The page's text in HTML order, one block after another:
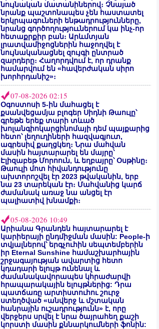
նույնական մատանիներով։ Չնայած
նրանք պաշտոնապես չեն հաստատել
երկրպագուների ենթադրությունները,
նրանց գործողություւներում կա ինչ-որ
հետաքրքիր բան։ Արևմտյան
լրատվամիջոցներին հաջողվել է
նույնականացնել զույգի ընտրած
զարդերը։ Հաղորդվում է, որ դրանք
համարվում են «հավերժական սիրո
խորհրդանիշ»։
07-08-2026 02:15
Օգոստոսի 5-ին մահացել է
քսանվեցամյա բլոգեր Սիդնի Թաուլը՝
գրեթե երեք տարի տևած
խոլանգիոկարցինոմայի դեմ պայքարից
հետո՝ լեղուղիների հազվագյուտ,
ագրեսիվ քաղցկեղ։ Նրա մահվան
մասին հայտարարել են մայրը՝
Էլիզաբեթ Մորոուն, և եղբայրը՝ Օսթինը։
Թաուլի մոտ հիվանդությունը
ախտորոշվել էր 2023 թվականին, երբ
նա 23 տարեկան էր։ Մահվանից կարճ
ժամանակ առաջ նա անցել էր
պալիատիվ խնամքի։
05-08-2026 10:49
Արիանա Գրանդեն հայտարարել է
կարիերայի ընդմիջման մասին: People-ի
տվյալներով՝ երգչուհին սեպտեմբերին
իր Eternal Sunshine համաշխարհային
շրջագայության ավարտից հետո
կդադարի ելույթ ունենալ և
ժամանակավորապես կհրաժարվի
հրապարակային ելույթներից: Դրա
պատճառը արտիստուհու շուրջ
ստեղծված «անվերջ և մշտական
հանրային ուշադրությունն» է, որը
վերջերս սրվել է նրա ծայրահեղ քաշի
կորստի մասին քննարկումների ֆոնին: